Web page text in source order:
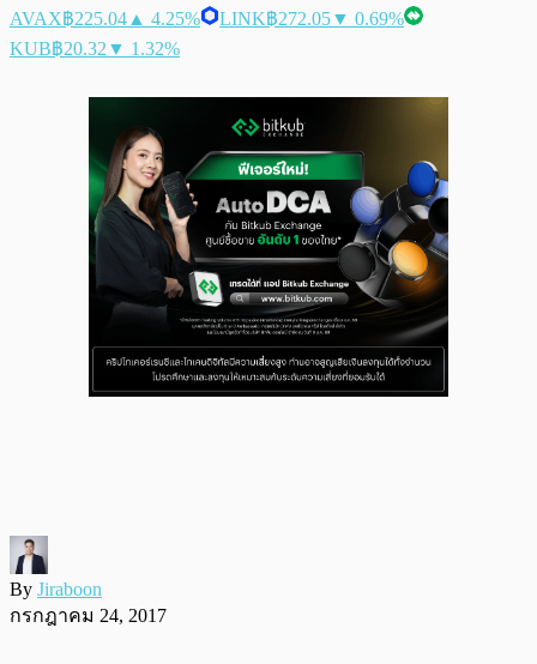
AVAX฿225.04 ▲ 4.25% LINK฿272.05▼ 0.69%
KUB฿20.32 ▼ 1.32%
By Jiraboon
กรกฎาคม 24, 2017